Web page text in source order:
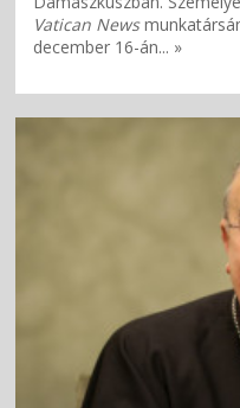
Vatican News
december 16-án... »